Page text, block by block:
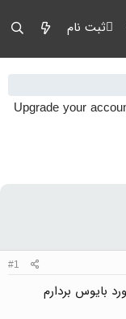
ثبت نام
#1